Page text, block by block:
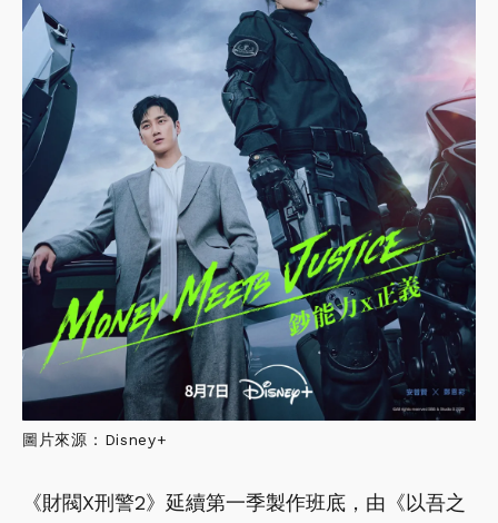
圖片來源：Disney+
《財閥X刑警2》延續第一季製作班底，由《以吾之